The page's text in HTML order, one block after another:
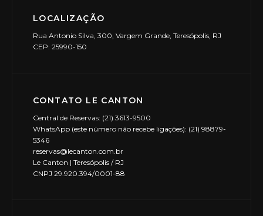
LOCALIZAÇÃO
Rua Antonio Silva, 300, Vargem Grande, Teresópolis, RJ
CEP: 25990-150
CONTATO LE CANTON
Central de Reservas: (21) 3613-9500
WhatsApp (este número não recebe ligações): (21) 98879-
5346
reservas@lecanton.com.br
Le Canton | Teresópolis / RJ
CNPJ 29.920.394/0001-88